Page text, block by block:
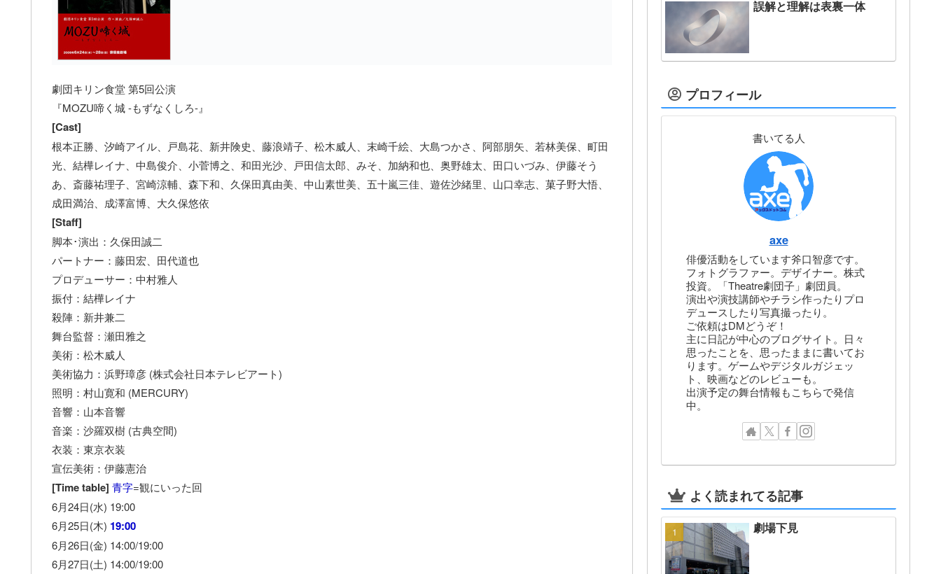
劇団キリン食堂 第5回公演
『MOZU啼く城 -もずなくしろ-』
[Cast]
根本正勝、汐崎アイル、戸島花、新井険史、藤浪靖子、松木威人、末崎千絵、大島つかさ、阿部朋矢、若林美保、町田
光、結樺レイナ、中島俊介、小菅博之、和田光沙、戸田信太郎、みそ、加納和也、奥野雄太、田口いづみ、伊藤そう
あ、斎藤祐理子、宮崎涼輔、森下和、久保田真由美、中山素世美、五十嵐三佳、遊佐沙緒里、山口幸志、菓子野大悟、
成田満治、成澤富博、大久保悠依
[Staff]
脚本･演出：久保田誠二
パートナー：藤田宏、田代道也
プロデューサー：中村雅人
振付：結樺レイナ
殺陣：新井兼二
舞台監督：瀬田雅之
美術：松木威人
美術協力：浜野璋彦 (株式会社日本テレビアート)
照明：村山寛和 (MERCURY)
音響：山本音響
音楽：沙羅双樹 (古典空間)
衣装：東京衣装
宣伝美術：伊藤憲治
[Time table] 青字=観にいった回
6月24日(水) 19:00
6月25日(木) 19:00
6月26日(金) 14:00/19:00
6月27日(土) 14:00/19:00
誤解と理解は表裏一体
プロフィール
書いてる人
axe
俳優活動をしています斧口智彦です。
フォトグラファー。デザイナー。株式
投資。「Theatre劇団子」劇団員。
演出や演技講師やチラシ作ったりプロ
デュースしたり写真撮ったり。
ご依頼はDMどうぞ！
主に日記が中心のブログサイト。日々
思ったことを、思ったままに書いてお
ります。ゲームやデジタルガジェッ
ト、映画などのレビューも。
出演予定の舞台情報もこちらで発信
中。
よく読まれてる記事
劇場下見